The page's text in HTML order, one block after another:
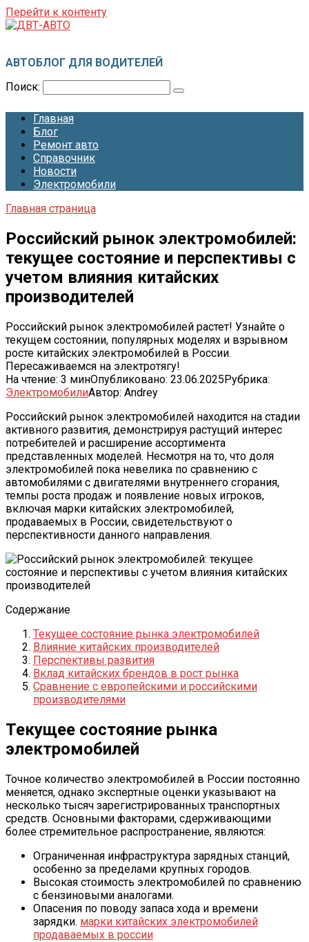
Перейти к контенту
АВТОБЛОГ ДЛЯ ВОДИТЕЛЕЙ
Поиск:
Главная
Блог
Ремонт авто
Справочник
Новости
Электромобили
Главная страница
Российский рынок электромобилей:
текущее состояние и перспективы с
учетом влияния китайских
производителей
Российский рынок электромобилей растет! Узнайте о
текущем состоянии, популярных моделях и взрывном
росте китайских электромобилей в России.
Пересаживаемся на электротягу!
На чтение: 3 минОпубликовано: 23.06.2025Рубрика:
ЭлектромобилиАвтор: Andrey
Российский рынок электромобилей находится на стадии
активного развития, демонстрируя растущий интерес
потребителей и расширение ассортимента
представленных моделей. Несмотря на то, что доля
электромобилей пока невелика по сравнению с
автомобилями с двигателями внутреннего сгорания,
темпы роста продаж и появление новых игроков,
включая марки китайских электромобилей,
продаваемых в России, свидетельствуют о
перспективности данного направления.
Содержание
Текущее состояние рынка электромобилей
Влияние китайских производителей
Перспективы развития
Вклад китайских брендов в рост рынка
Сравнение с европейскими и российскими
производителями
Текущее состояние рынка
электромобилей
Точное количество электромобилей в России постоянно
меняется, однако экспертные оценки указывают на
несколько тысяч зарегистрированных транспортных
средств. Основными факторами, сдерживающими
более стремительное распространение, являются:
Ограниченная инфраструктура зарядных станций,
особенно за пределами крупных городов.
Высокая стоимость электромобилей по сравнению
с бензиновыми аналогами.
Опасения по поводу запаса хода и времени
зарядки. марки китайских электромобилей
продаваемых в россии